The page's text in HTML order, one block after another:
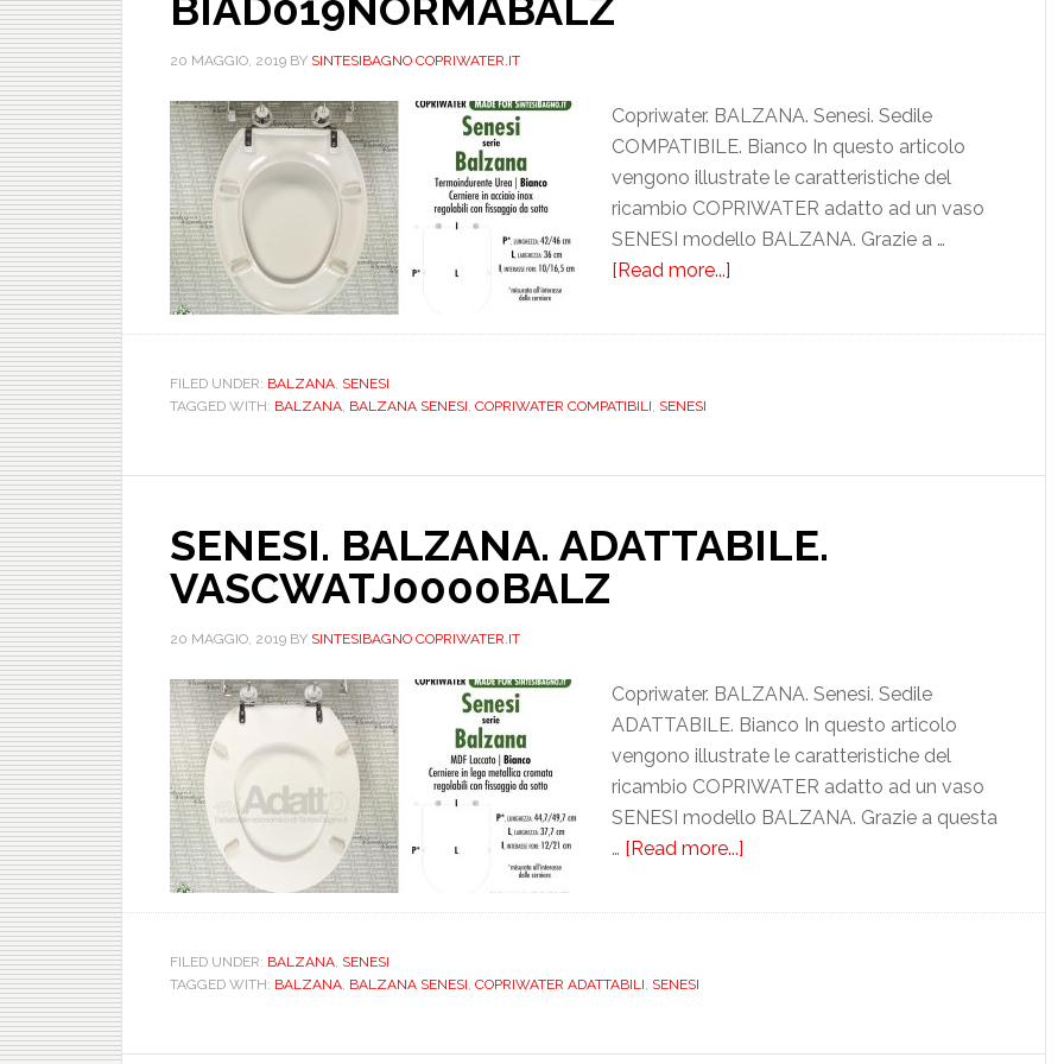
20 MAGGIO, 2019BYSINTESIBAGNO COPRIWATER.IT
Copriwater. BALZANA. Senesi. Sedile
COMPATIBILE. Bianco In questo articolo
vengono illustrate le caratteristiche del
ricambio COPRIWATER adatto ad un vaso
SENESI modello BALZANA. Grazie a …
[Read more...]about
BALZANA.
FILED UNDER:BALZANA,SENESI
TAGGED WITH:BALZANA,BALZANA SENESI,COPRIWATER COMPATIBILI,SENESI
SENESI. BALZANA. ADATTABILE.
VASCWATJ0000BALZ
20 MAGGIO, 2019BYSINTESIBAGNO COPRIWATER.IT
Copriwater. BALZANA. Senesi. Sedile
ADATTABILE. Bianco In questo articolo
vengono illustrate le caratteristiche del
ricambio COPRIWATER adatto ad un vaso
SENESI modello BALZANA. Grazie a questa
…[Read more...]about
BALZANA.
FILED UNDER:BALZANA,SENESI
TAGGED WITH:BALZANA,BALZANA SENESI,COPRIWATER ADATTABILI,SENESI